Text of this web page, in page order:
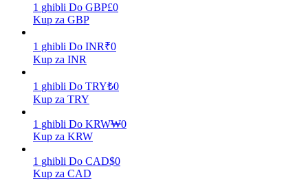
Mocna Świnka
1 ghibli Do GBP£0
Kup za GBP
1 ghibli Do INR₹0
Kup za INR
1 ghibli Do TRY₺0
Kup za TRY
1 ghibli Do KRW₩0
Kup za KRW
1 ghibli Do CAD$0
Kup za CAD